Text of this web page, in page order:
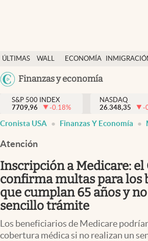
ÚLTIMAS
NOTICIAS
WALL
DÓLAR
ECONOMÍA
Finanzas y economía
Finanzas y economía
Wall Street y dólar
Inmigración
Espiritual
Streaming
Lifestyle
S&P 500 INDEX
7709,96
-0.18%
NASDAQ
26.348,35
-
Cronista USA Finanzas Y Economía
Atención
Inscripción a Medicare:
confirma multas para los
que cumplan 65 años y
sencillo trámite
Los beneficiarios de Medicare
cobertura médica si no realizan un